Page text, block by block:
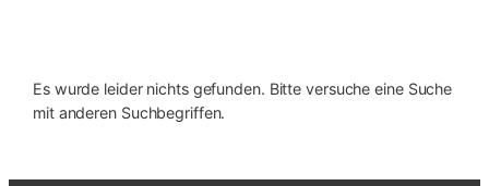
Es wurde leider nichts gefunden. Bitte versuche eine Suche
mit anderen Suchbegriffen.